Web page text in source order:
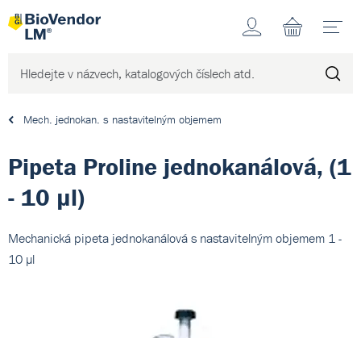
Účet
Mech. jednokan. s nastavitelným objemem
Pipeta Proline jednokanálová, (1
- 10 µl)
Mechanická pipeta jednokanálová s nastavitelným objemem 1 -
10 µl